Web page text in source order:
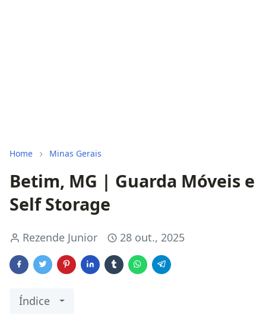
Home Minas Gerais
Betim, MG | Guarda Móveis e
Self Storage
Rezende Junior 28 out., 2025
Índice